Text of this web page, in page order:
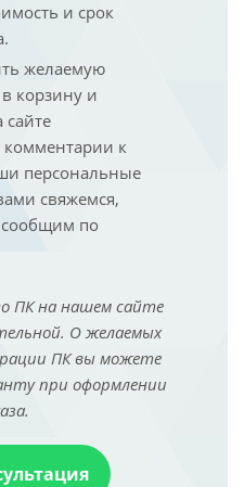
и срок
желаемую
корзину и
сайте
комментарии к
персональные
свяжемся,
по
ПК на нашем сайте
О желаемых
ПК вы можете
при оформлении